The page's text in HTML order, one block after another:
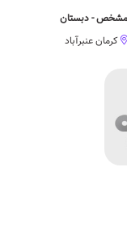
- دبستان
کرمان عنبرآباد